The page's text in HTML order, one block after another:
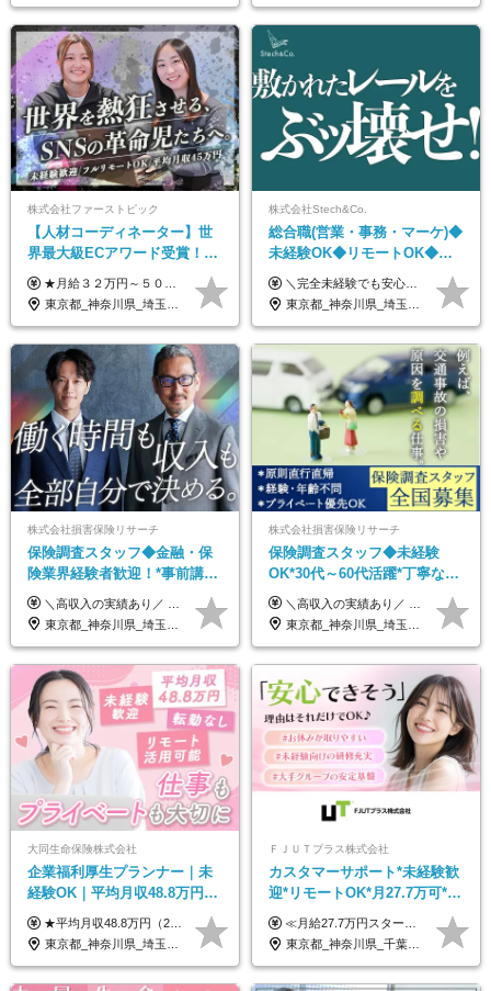
株式会社ファーストピック
【人材コーディネーター】世
界最大級ECアワード受賞！フ
ルリモート／未経験◎／月給
３２万円～／年休１３０日以
上／
★月給３２万円～５０万円＋インセンティブ賞与＋決算賞与★ （30時間の固定残業代、一律月54,750円を含む。超過分は支給） ※経験・スキルを考慮の上、決定 ※昇給：随時あり 【インセンティブについて】 自社サービスを提案し、サービス化した場合、一部の利益をインセンティブとして還元します。 試用期間中（6か月間）は、下記の給与となります。 【一都三県、大阪、名古屋、福岡の方】 月給２４万円～＋役職手当＋インセンティブ賞与 【一都三県以外の関東圏、九州、東北、北海道、その他地域の方】 月給２０万円～＋役職手当＋インセンティブ賞与 ※試用期間6ヶ月 ※試用期間中の待遇・福利厚生に差異はなし
東京都_神奈川県_埼玉県_千葉県_大阪府_愛知県_北海道_青森県_岩手県_宮城県_秋田県_山形県_福島県_茨城県_栃木県_群馬県_静岡県_岐阜県_三重県_兵庫県_京都府_滋賀県_奈良県_和歌山県_広島県_岡山県_鳥取県_島根県_山口県_福岡県_熊本県_佐賀県_長崎県_大分県_宮崎県_鹿児島県
株式会社Stech&Co.
総合職(営業・事務・マーケ)◆
未経験OK◆リモートOK◆学
歴不問◆20代活躍中！
＼完全未経験でも安心して年収UP可能です！／ -------------- 【1】営業 月給25万円～80万円＋賞与 【2】事務 月給21万円～50万円＋賞与 【3】マーケ 月給25万円～80万円＋賞与 ※試用期間3ヶ月間の待遇に変動はありません。 ※みなし残業代(月20時間分29,725円～)を含む。（※超過分は追加支給）
東京都_神奈川県_埼玉県_千葉県_大阪府_愛知県_北海道_青森県_岩手県_宮城県_秋田県_山形県_福島県_茨城県_栃木県_群馬県_新潟県_山梨県_長野県_富山県_石川県_福井県_静岡県_岐阜県_三重県_兵庫県_京都府_滋賀県_奈良県_和歌山県_広島県_岡山県_鳥取県_島根県_山口県_徳島県_香川県_愛媛県_高知県_福岡県_熊本県_佐賀県_長崎県_大分県_宮崎県_鹿児島県_沖縄県
株式会社損害保険リサーチ
保険調査スタッフ◆金融・保
険業界経験者歓迎！*事前講習
あり*30代～60代活躍*調査は
原則直行直帰*高収入可
＼高収入の実績あり／ なかには年収1000万円を超える方もいらっしゃいます！ 【完全出来高報酬制】 ★仕事に慣れるまで収入をサポート 1か月目：報酬が通常の2倍 2か月目：報酬が通常の1.5倍 ※災害に関する業務については、収入サポートの対象外 ※試用期間はありません ＊＊＊業務報酬の例＊＊＊ ・事故原因調査（4箇所確認）…1万5000円～ ・有無責／不正請求疑義調査（自動車案件）…2万円～ ・医療調査（1箇所確認）…1万7000円～ ・書類取付（1箇所訪問）…3000円～ ※上記は目安になります ※実際の報酬は業務報酬に応じた個々のスキル・実績を加味したものになります
東京都_神奈川県_埼玉県_千葉県_大阪府_愛知県_北海道_青森県_岩手県_宮城県_秋田県_山形県_福島県_茨城県_栃木県_群馬県_新潟県_山梨県_長野県_富山県_石川県_福井県_静岡県_岐阜県_三重県_兵庫県_京都府_滋賀県_奈良県_和歌山県_広島県_岡山県_鳥取県_島根県_山口県_徳島県_香川県_愛媛県_高知県_福岡県_熊本県_佐賀県_長崎県_大分県_宮崎県_鹿児島県_沖縄県
株式会社損害保険リサーチ
保険調査スタッフ◆未経験
OK*30代～60代活躍*丁寧な講
習・サポートあり*原則直行直
帰／全国募集・業務委託
＼高収入の実績あり／ なかには年収1000万円を超えるスペシャリストもいらっしゃいます！ 【完全出来高報酬制】 ★仕事に慣れるまで収入をサポート 1か月目：報酬が通常の2倍 2か月目：報酬が通常の1.5倍 ※災害に関する業務については、収入サポートの対象外 ※試用期間はありません ＊＊＊業務報酬の例＊＊＊ ・事故原因調査（4箇所確認）…1万5000円～ ・有無責／不正請求疑義調査（自動車案件）…2万円～ ・医療調査（1箇所確認）…1万7000円～ ・書類取付（1箇所訪問）…3000円～ ※上記は目安になります ※実際の報酬は業務報酬に応じた個々のスキル・実績を加味したものになります
東京都_神奈川県_埼玉県_千葉県_大阪府_愛知県_北海道_青森県_岩手県_宮城県_秋田県_山形県_福島県_茨城県_栃木県_群馬県_新潟県_山梨県_長野県_富山県_石川県_福井県_静岡県_岐阜県_三重県_兵庫県_京都府_滋賀県_奈良県_和歌山県_広島県_岡山県_鳥取県_島根県_山口県_徳島県_香川県_愛媛県_高知県_福岡県_熊本県_佐賀県_長崎県_大分県_宮崎県_鹿児島県_沖縄県
大同生命保険株式会社
企業福利厚生プランナー｜未
経験OK｜平均月収48.8万円｜
リモートOK｜残業ほぼなし｜
転勤なし｜女性活躍中
★平均月収48.8万円（2025年度実績） ★安心の固定給＋賞与年2回＋インセンティブ！手当も充実 月給21万円～23万円＋諸手当＋インセンティブ＋賞与年2回 ※給与は年間平均の税込定例給与です。賞与は含みません。 ※約3週間の研修期間中は日当8000円を支給いたします。 ※試用期間6ヵ月あり（期間中の条件変更なし） ◆東京・神奈川・千葉・埼玉・愛知（一部）・京都・大阪・兵庫（一部）：月給23万円以上 ◆静岡（一部）・三重・岐阜：月給22万円以上 ◆上記以外の地域：月給21万円以上
東京都_神奈川県_埼玉県_千葉県_大阪府_愛知県_北海道_青森県_岩手県_宮城県_秋田県_山形県_福島県_茨城県_栃木県_群馬県_新潟県_山梨県_長野県_富山県_石川県_福井県_静岡県_岐阜県_三重県_兵庫県_京都府_滋賀県_奈良県_和歌山県_広島県_岡山県_鳥取県_島根県_山口県_徳島県_香川県_愛媛県_高知県_福岡県_熊本県_佐賀県_長崎県_大分県_宮崎県_鹿児島県_沖縄県
ＦＪＵＴプラス株式会社
カスタマーサポート*未経験歓
迎*リモートOK*月27.7万可*賞
与年2回*転勤なし*連休
OK/ZE010232
≪月給27.7万円スタートも可／賞与年2回≫ ■月給21万円～27.7万円＋各種手当＋賞与年2回 ※給与は勤務地に応じて変更します ※年齢や経験・スキルなどを考慮して決定します ※時間外手当は全額支給 ※上記は初年度の月給となります ※試用期間3ヶ月（その他待遇に差異はありません） 【固定残業代について】 なし（残業代は、実際の労働時間に応じて別途全額支給）
東京都_神奈川県_千葉県_大阪府_愛知県_北海道_長野県_石川県_広島県_福岡県